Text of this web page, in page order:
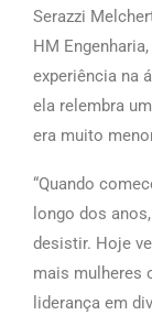
Serazzi
HM
experiência na
ela relembra
era muito
“Quando
longo dos
desistir. Hoje
mais mulheres
liderança em